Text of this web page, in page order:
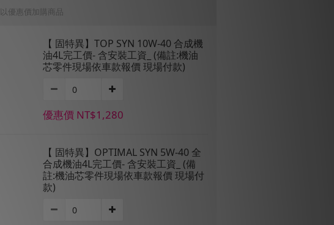
以優惠價加購商品
【 固特異】TOP SYN 10W-40 合成機
油4L完工價- 含安裝工資_ (備註:機油
芯零件現場依車款報價 現場付款)
優惠價 NT$1,280
【 固特異】OPTIMAL SYN 5W-40 全
合成機油4L完工價- 含安裝工資_ (備
註:機油芯零件現場依車款報價 現場付
款)